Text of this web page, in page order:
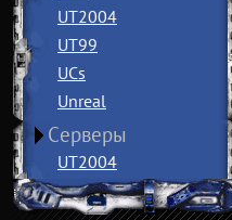
UT2004
UT99
UCs
Unreal
Серверы
UT2004